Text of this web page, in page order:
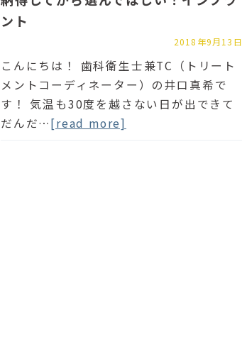
ント
2018年9月13日
こんにちは！ 歯科衛生士兼TC（トリート
メントコーディネーター）の井口真希で
す！ 気温も30度を越さない日が出できて
だんだ…[read more]